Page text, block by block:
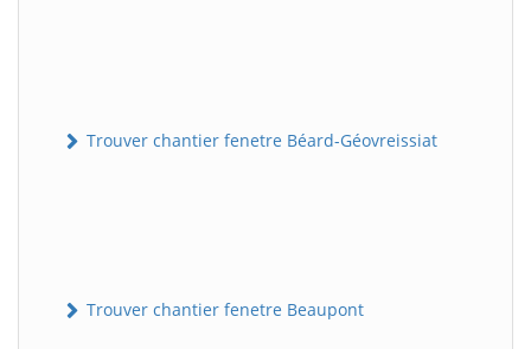
Trouver chantier fenetre Béard-Géovreissiat
Trouver chantier fenetre Beaupont